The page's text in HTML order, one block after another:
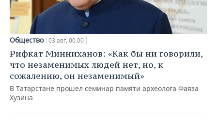
Общество 03 авг, 00:00
Рифкат Минниханов: «Как бы ни говорили,
что незаменимых людей нет, но, к
сожалению, он незаменимый»
В Татарстане прошел семинар памяти археолога Фаяза
Хузина